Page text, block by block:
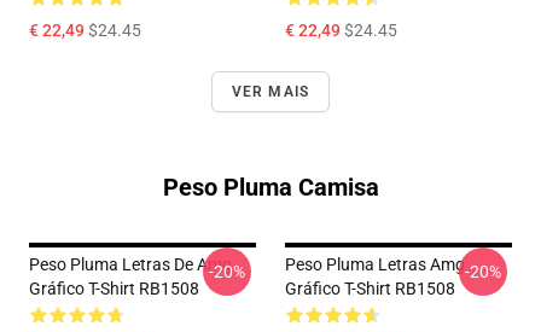
€ 22,49$24.45 € 22,49$24.45
VER MAIS
Peso Pluma Camisa
Peso Pluma Letras De Amg
Gráfico T-Shirt RB1508
-20%
Peso Pluma Letras Amg
Gráfico T-Shirt RB1508
-20%